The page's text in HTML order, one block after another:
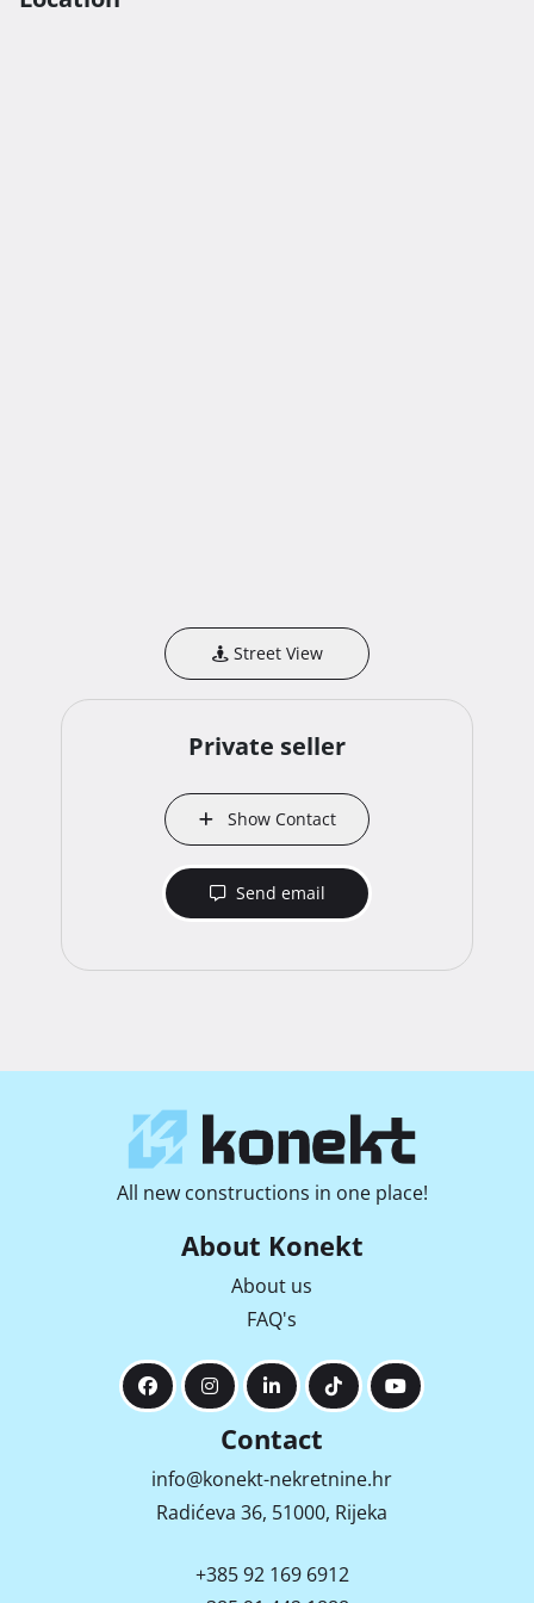
Street View
Private seller
Show Contact
Send email
All new constructions in one place!
About Konekt
About us
FAQ's
Contact
info@konekt-nekretnine.hr
Radićeva 36, 51000, Rijeka
+385 92 169 6912